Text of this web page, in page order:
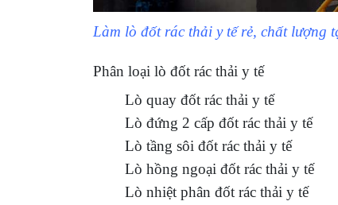
Làm lò đốt rác thải y tế rẻ, chất lượng
Phân loại lò đốt rác thải y tế
Lò quay đốt rác thải y tế
Lò đứng 2 cấp đốt rác thải y tế
Lò tầng sôi đốt rác thải y tế
Lò hồng ngoại đốt rác thải y tế
Lò nhiệt phân đốt rác thải y tế